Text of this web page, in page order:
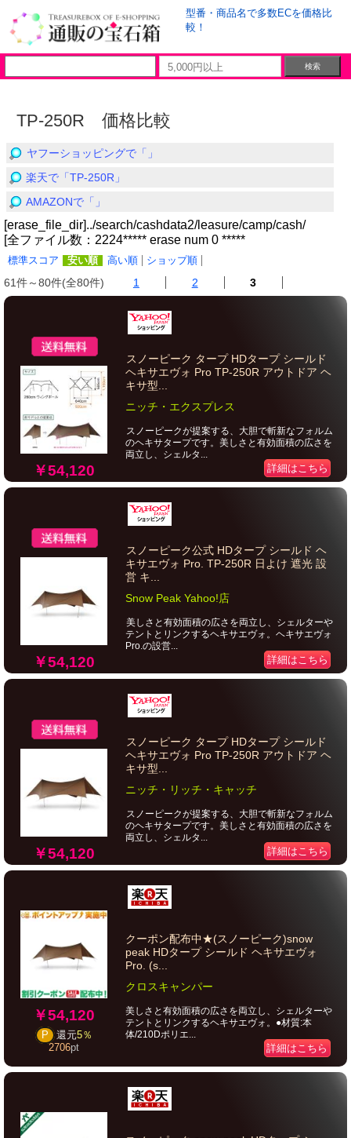
型番・商品名で多数ECを価格比
較！
TP-250R 価格比較
ヤフーショッピングで「」
楽天で「TP-250R」
AMAZONで「」
[erase_file_dir]../search/cashdata2/leasure/camp/cash/
[全ファイル数：2224***** erase num 0 *****
標準スコア 安い順 高い順 ショップ順
61件～80件(全80件) 1 2 3
￥54,120
スノーピーク タープ HDタープ シールド
ヘキサエヴォ Pro TP-250R アウトドア ヘ
キサ型...
ニッチ・エクスプレス
スノーピークが提案する、大胆で斬新なフォルム
のヘキサタープです。美しさと有効面積の広さを
両立し、シェルタ...
詳細はこちら
￥54,120
スノーピーク公式 HDタープ シールド ヘ
キサエヴォ Pro. TP-250R 日よけ 遮光 設
営 キ...
Snow Peak Yahoo!店
美しさと有効面積の広さを両立し、シェルターや
テントとリンクするヘキサエヴォ。ヘキサエヴォ
Pro.の設営...
詳細はこちら
￥54,120
スノーピーク タープ HDタープ シールド
ヘキサエヴォ Pro TP-250R アウトドア ヘ
キサ型...
ニッチ・リッチ・キャッチ
スノーピークが提案する、大胆で斬新なフォルム
のヘキサタープです。美しさと有効面積の広さを
両立し、シェルタ...
詳細はこちら
￥54,120
P 還元5％
2706pt
クーポン配布中★(スノーピーク)snow
peak HDタープ シールド ヘキサエヴォ
Pro. (s...
クロスキャンパー
美しさと有効面積の広さを両立し、シェルターや
テントとリンクするヘキサエヴォ。●材質:本
体/210Dポリエ...
詳細はこちら